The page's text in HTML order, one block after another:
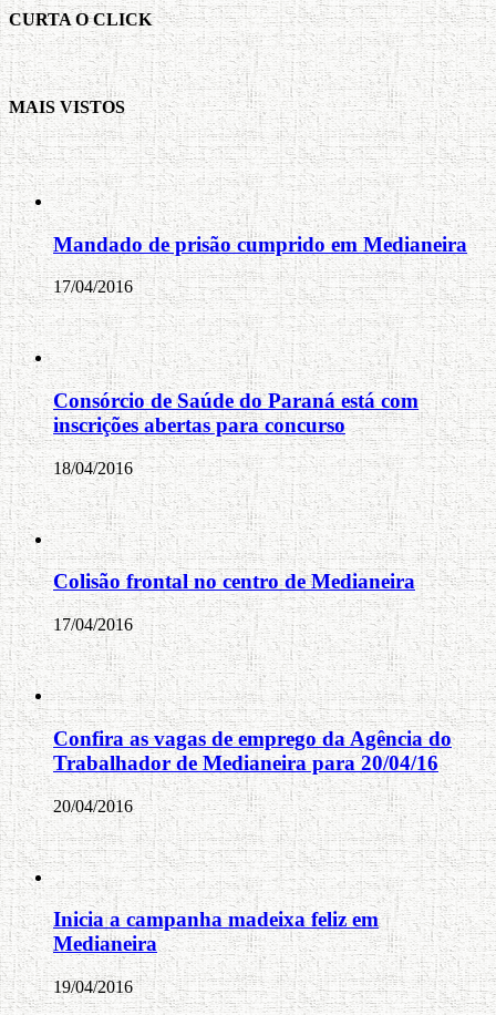
CURTA O CLICK
MAIS VISTOS
Mandado de prisão cumprido em Medianeira
17/04/2016
Consórcio de Saúde do Paraná está com
inscrições abertas para concurso
18/04/2016
Colisão frontal no centro de Medianeira
17/04/2016
Confira as vagas de emprego da Agência do
Trabalhador de Medianeira para 20/04/16
20/04/2016
Inicia a campanha madeixa feliz em
Medianeira
19/04/2016